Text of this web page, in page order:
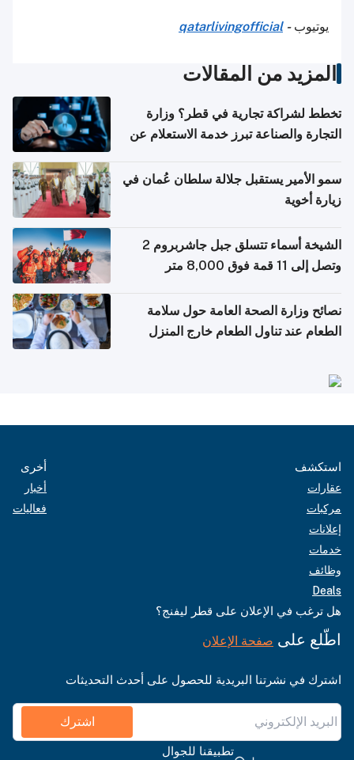
يوتيوب-
qatarlivingofficial
المزيد من المقالات
تخطط لشراكة تجارية في قطر؟ وزارة
التجارة والصناعة تبرز خدمة الاستعلام عن
سمو الأمير يستقبل جلالة سلطان عُمان في
زيارة أخوية
الشيخة أسماء تتسلق جبل جاشربروم 2
وتصل إلى 11 قمة فوق 8,000 متر
نصائح وزارة الصحة العامة حول سلامة
الطعام عند تناول الطعام خارج المنزل
استكشف
عقارات
مركبات
إعلانات
خدمات
وظائف
Deals
أخرى
أخبار
فعاليات
هل ترغب في الإعلان على قطر ليفنج؟
اطّلع على صفحة الإعلان
اشترك في نشرتنا البريدية للحصول على أحدث التحديثات
اشترك
تطبيقنا للجوال